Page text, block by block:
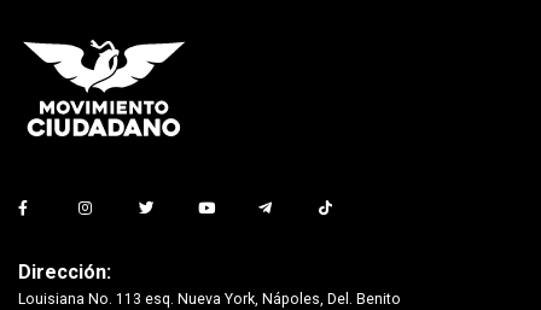
Dirección:
Louisiana No. 113 esq. Nueva York, Nápoles, Del. Benito